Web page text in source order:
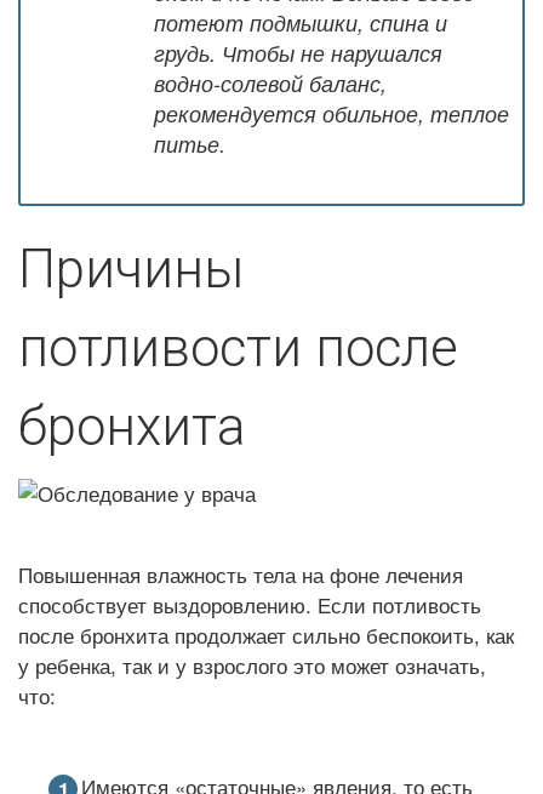
потеют подмышки, спина и
грудь. Чтобы не нарушался
водно-солевой баланс,
рекомендуется обильное, теплое
питье.
Причины
потливости после
бронхита
Повышенная влажность тела на фоне лечения
способствует выздоровлению. Если потливость
после бронхита продолжает сильно беспокоить, как
у ребенка, так и у взрослого это может означать,
что:
Имеются «остаточные» явления, то есть